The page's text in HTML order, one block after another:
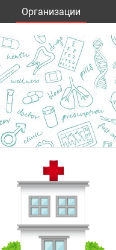
Организации